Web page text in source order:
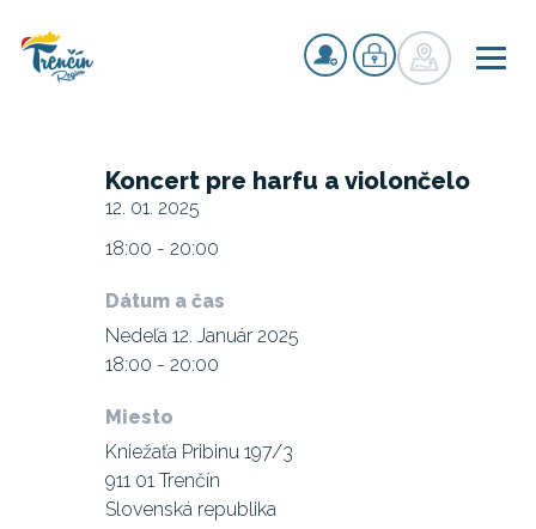
Koncert pre harfu a violončelo
12. 01. 2025
18:00 - 20:00
Dátum a čas
Nedeľa 12. Január 2025
18:00 - 20:00
Miesto
Kniežaťa Pribinu 197/3
911 01 Trenčín
Slovenská republika